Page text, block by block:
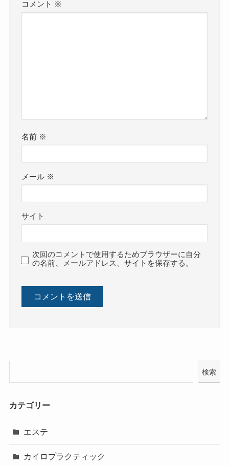
コメント ※
名前 ※
メール ※
サイト
次回のコメントで使用するためブラウザーに自分
の名前、メールアドレス、サイトを保存する。
検索
カテゴリー
エステ
カイロプラクティック